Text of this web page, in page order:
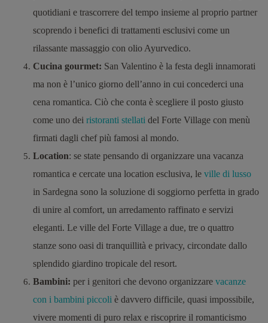
quotidiani e trascorrere del tempo insieme al proprio partner
scoprendo i benefici di trattamenti esclusivi come un
rilassante massaggio con olio Ayurvedico.
Cucina gourmet: San Valentino è la festa degli innamorati
ma non è l’unico giorno dell’anno in cui concederci una
cena romantica. Ciò che conta è scegliere il posto giusto
come uno dei ristoranti stellati del Forte Village con menù
firmati dagli chef più famosi al mondo.
Location: se state pensando di organizzare una vacanza
romantica e cercate una location esclusiva, le ville di lusso
in Sardegna sono la soluzione di soggiorno perfetta in grado
di unire al comfort, un arredamento raffinato e servizi
eleganti. Le ville del Forte Village a due, tre o quattro
stanze sono oasi di tranquillità e privacy, circondate dallo
splendido giardino tropicale del resort.
Bambini: per i genitori che devono organizzare vacanze
con i bambini piccoli è davvero difficile, quasi impossibile,
vivere momenti di puro relax e riscoprire il romanticismo